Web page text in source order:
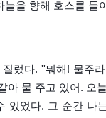
을 향해 호스를 들
렀다. ''뭐해! 물주
물 주고 있어. 오
있었다. 그 순간 나